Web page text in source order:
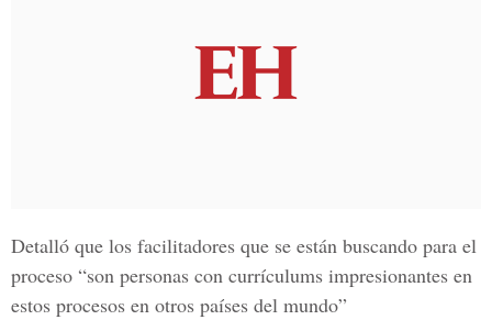
Detalló que los facilitadores que se están buscando para el
proceso “son personas con currículums impresionantes en
estos procesos en otros países del mundo”